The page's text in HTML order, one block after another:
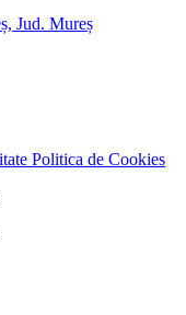
Jud. Mureș
Politica de Cookies